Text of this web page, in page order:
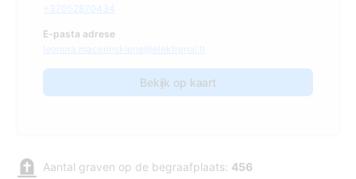
+37052870434
E-pasta adrese
leonora.macerinskiene@elektrenai.lt
Bekijk op kaart
Aantal graven op de begraafplaats: 456